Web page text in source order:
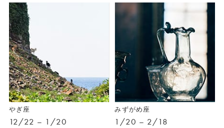
やぎ座
12/22 – 1/20
みずがめ座
1/20 – 2/18